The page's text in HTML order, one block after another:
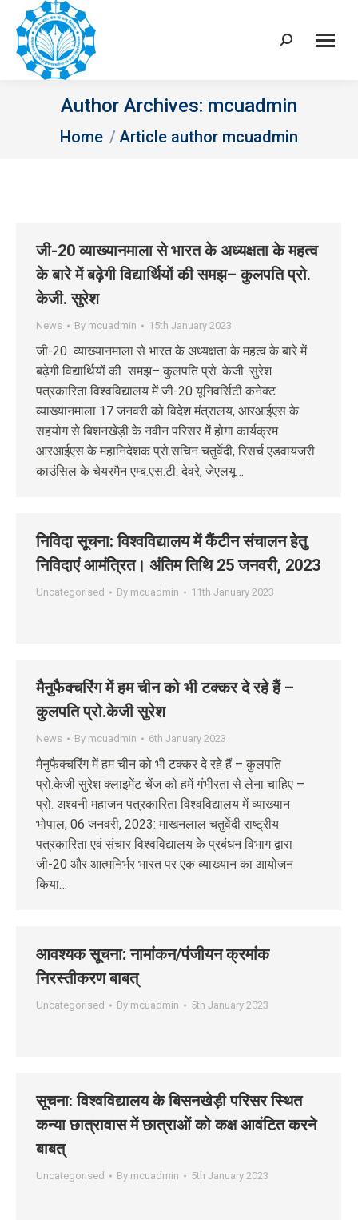
Search:
Author Archives: mcuadmin
You are here:
Home Article author mcuadmin
जी-20 व्याख्यानमाला से भारत के अध्यक्षता के महत्व
के बारे में बढ़ेगी विद्यार्थियों की समझ– कुलपति प्रो.
केजी. सुरेश
News By mcuadmin 15th January 2023
जी-20 व्याख्यानमाला से भारत के अध्यक्षता के महत्व के बारे में
बढ़ेगी विद्यार्थियों की समझ– कुलपति प्रो. केजी. सुरेश
पत्रकारिता विश्वविद्यालय में जी-20 यूनिवर्सिटी कनेक्ट
व्याख्यानमाला 17 जनवरी को विदेश मंत्रालय, आरआईएस के
सहयोग से बिशनखेड़ी के नवीन परिसर में होगा कार्यक्रम
आरआईएस के महानिदेशक प्रो.सचिन चतुर्वेदी, रिसर्च एडवायजरी
काउंसिल के चेयरमैन एम्ब.एस.टी. देवरे, जेएलयू…
निवि‍दा सूचना: विश्वविद्यालय में कैंटीन संचालन हेतु
निविदाएं आमंत्रित। अंतिम तिथि 25 जनवरी, 2023
Uncategorised By mcuadmin 11th January 2023
मैनुफैक्चरिंग में हम चीन को भी टक्कर दे रहे हैं –
कुलपति प्रो.केजी सुरेश
News By mcuadmin 6th January 2023
मैनुफैक्चरिंग में हम चीन को भी टक्कर दे रहे हैं – कुलपति
प्रो.केजी सुरेश क्लाइमेंट चेंज को हमें गंभीरता से लेना चाहिए –
प्रो. अश्वनी महाजन पत्रकारिता विश्वविद्यालय में व्याख्यान
भोपाल, 06 जनवरी, 2023: माखनलाल चतुर्वेदी राष्ट्रीय
पत्रकारिता एवं संचार विश्वविद्यालय के प्रबंधन विभाग द्वारा
जी-20 और आत्मनिर्भर भारत पर एक व्याख्यान का आयोजन
किया…
आवश्‍यक सूचना: नामांकन/पंजीयन क्रमांक
निरस्‍तीकरण बाबत्
Uncategorised By mcuadmin 5th January 2023
सूचना: विश्‍वविद्यालय के बिसनखेड़ी परिसर स्थित
कन्‍या छात्रावास में छात्राओं को कक्ष आवंटित करने
बाबत्
Uncategorised By mcuadmin 5th January 2023